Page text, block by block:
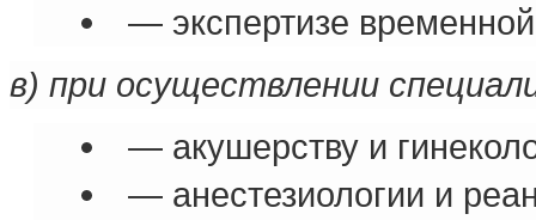
— экспертизе
в) при осуществлении
— акушерству и
— анестезиологии и